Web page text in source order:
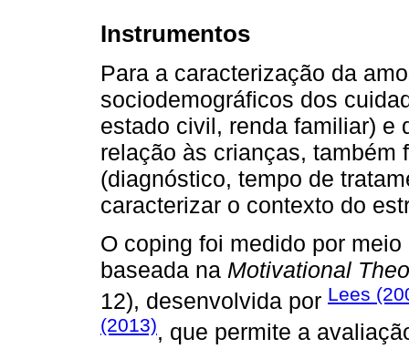
Instrumentos
Para a caracterização da
sociodemográficos dos
estado civil, renda familiar) e
relação às crianças,
(diagnóstico, tempo de
caracterizar o contexto do
O coping foi medido por
baseada na Motivational
12), desenvolvida por Lees
(2013), que permite a